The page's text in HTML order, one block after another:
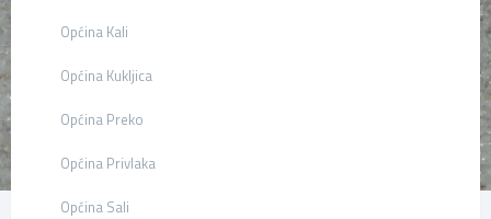
Općina Kali
Općina Kukljica
Općina Preko
Općina Privlaka
Općina Sali